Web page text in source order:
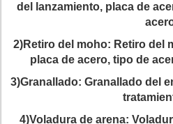
del lanzamiento, placa de
2)Retiro del moho: Retiro del
placa de acero, tipo de
3)Granallado: Granallado del
4)Voladura de arena: